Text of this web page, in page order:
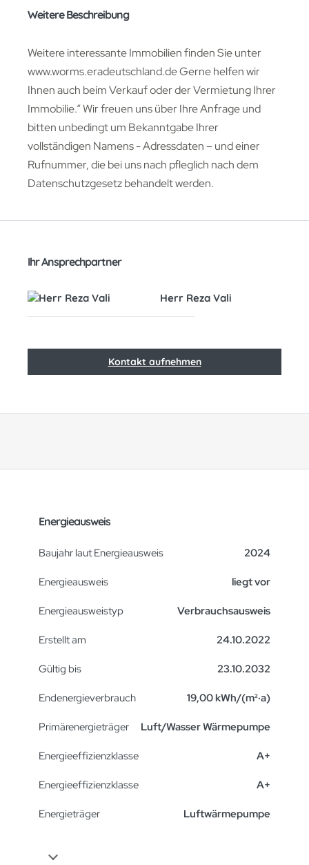
Weitere Beschreibung
Weitere interessante Immobilien finden Sie unter
www.worms.eradeutschland.de Gerne helfen wir
Ihnen auch beim Verkauf oder der Vermietung Ihrer
Immobilie.“ Wir freuen uns über Ihre Anfrage und
bitten unbedingt um Bekanntgabe Ihrer
vollständigen Namens - Adressdaten – und einer
Rufnummer, die bei uns nach pfleglich nach dem
Datenschutzgesetz behandelt werden.
Ihr Ansprechpartner
Herr Reza Vali
Kontakt aufnehmen
Energieausweis
Baujahr laut Energieausweis 2024
Energieausweis liegt vor
Energie­ausweistyp Verbrauchsausweis
Erstellt am 24.10.2022
Gültig bis 23.10.2032
Endenergieverbrauch 19,00 kWh/(m²·a)
Primärenergieträger Luft/Wasser Wärmepumpe
Energieeffizienzklasse A+
Energieeffizienzklasse A+
Energieträger Luftwärmepumpe